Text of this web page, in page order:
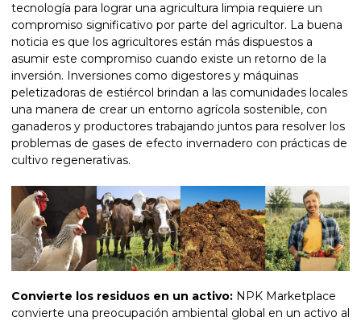
tecnología para lograr una agricultura limpia requiere un
compromiso significativo por parte del agricultor. La buena
noticia es que los agricultores están más dispuestos a
asumir este compromiso cuando existe un retorno de la
inversión. Inversiones como digestores y máquinas
peletizadoras de estiércol brindan a las comunidades locales
una manera de crear un entorno agrícola sostenible, con
ganaderos y productores trabajando juntos para resolver los
problemas de gases de efecto invernadero con prácticas de
cultivo regenerativas.
Convierte los residuos en un activo: NPK Marketplace
convierte una preocupación ambiental global en un activo al